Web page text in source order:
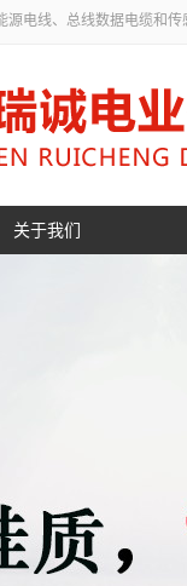
电线、总线数据电缆和
关于我们